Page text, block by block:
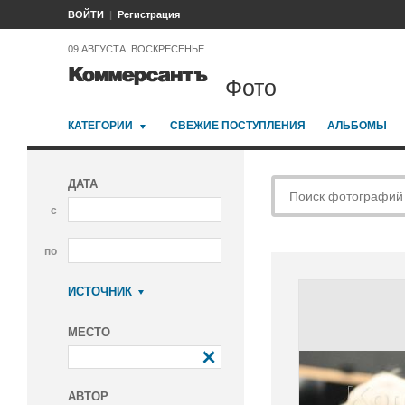
ВОЙТИ Регистрация
09 АВГУСТА, ВОСКРЕСЕНЬЕ
Фото
КАТЕГОРИИ СВЕЖИЕ ПОСТУПЛЕНИЯ АЛЬБОМЫ
ДАТА
с
по
ИСТОЧНИК
МЕСТО
АВТОР